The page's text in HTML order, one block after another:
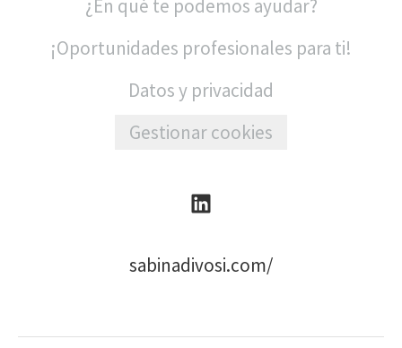
¿En qué te podemos ayudar?
¡Oportunidades profesionales para ti!
Datos y privacidad
Gestionar cookies
sabinadivosi.com/